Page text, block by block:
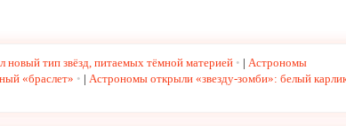
новый тип звёзд, питаемых тёмной материей | Астрономы
«браслет» | Астрономы открыли «звезду-зомби»: белый